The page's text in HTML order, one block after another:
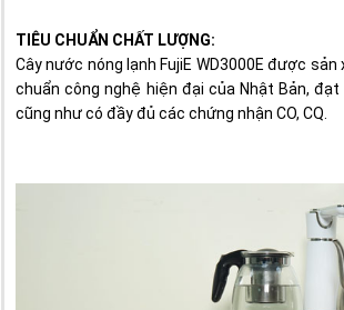
TIÊU CHUẨN CHẤT LƯỢNG:
Cây nước nóng lạnh FujiE WD3000E được
chuẩn công nghệ hiện đại của Nhật Bản,
cũng như có đầy đủ các chứng nhận CO, CQ.